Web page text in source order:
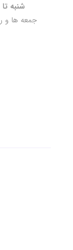
شنبه تا
جمعه ها و